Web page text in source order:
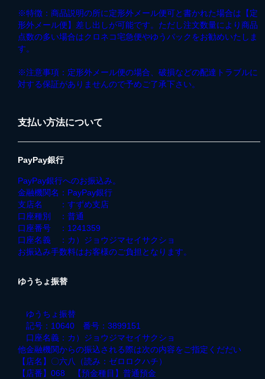
※特徴：商品説明の所に定形外メール便可と書かれた場合は【定
形外メール便】差し出しが可能です。ただし注文数量により商品
点数の多い場合はクロネコ宅急便やゆうパックをお勧めいたしま
す。
※注意事項：定形外メール便の場合、破損などの配達トラブルに
対する保証がありませんので予めご了承下さい。
支払い方法について
PayPay銀行
PayPay銀行へのお振込み。
金融機関名：PayPay銀行
支店名 ：すずめ支店
口座種別 ：普通
口座番号 ：1241359
口座名義 ：カ）ジョウジマセイサクショ
お振込み手数料はお客様のご負担となります。
ゆうちょ振替
ゆうちょ振替
記号：10640 番号：3899151
口座名義：カ）ジョウジマセイサクショ
他金融機関からの振込される際は次の内容をご指定くだだい
【店名】〇六八（読み：ゼロロクハチ）
【店番】068 【預金種目】普通預金